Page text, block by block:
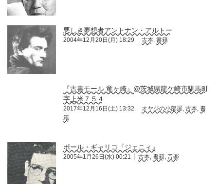
悪しき夢想者アントナン・アルトー
2004年12月20日(月) 18:29 古本, 書籍
『古書モール 竜ヶ崎』@茨城県龍ケ崎市馴馬町
字上米７５４
2017年12月16日(土) 13:32 オヤジの小部屋, 古本, 書
籍
ポール・ギャリコ『ジェニィ』
2005年1月26日(水) 00:21 古本, 書籍, 音楽